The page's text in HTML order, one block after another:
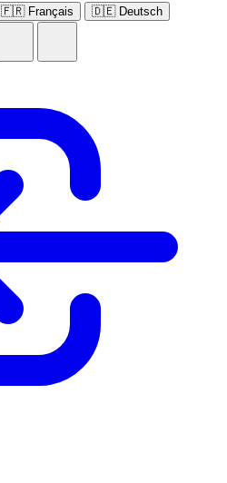
🇫🇷 Français
🇩🇪 Deutsch